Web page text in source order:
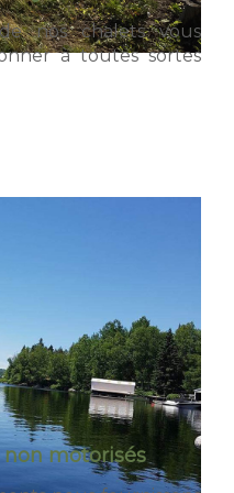
nos chalets vous
à toutes sortes
motorisés